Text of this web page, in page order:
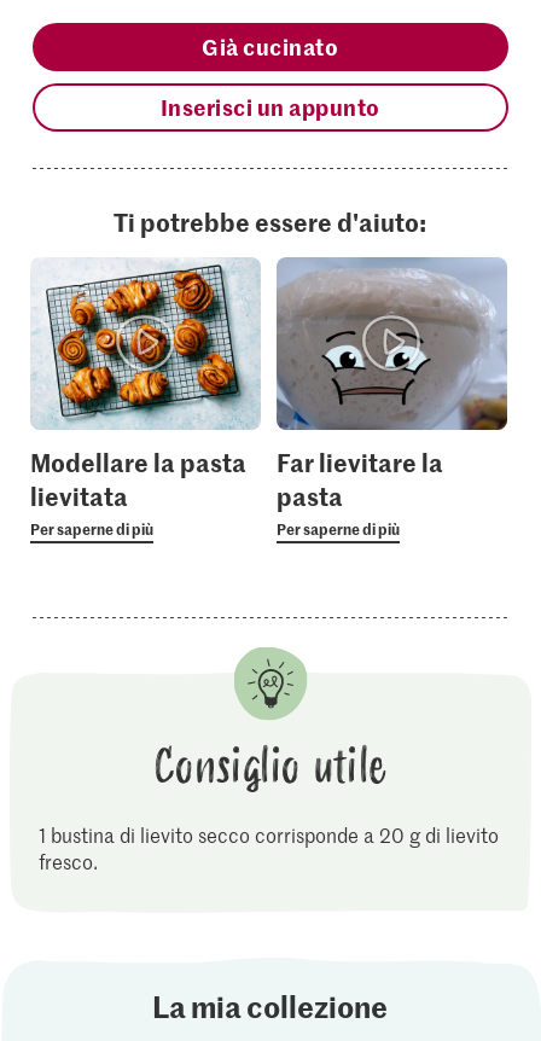
Già cucinato
Inserisci un appunto
Ti potrebbe essere d'aiuto:
Modellare la pasta
lievitata
Per saperne di più
Far lievitare la
pasta
Per saperne di più
Consiglio utile
1 bustina di lievito secco corrisponde a 20 g di lievito
fresco.
La mia collezione